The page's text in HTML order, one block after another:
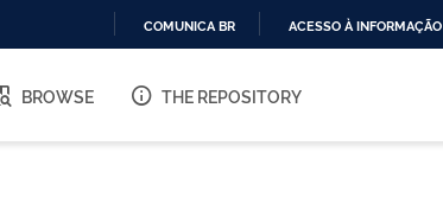
O
COMUNICA BR ACESSO À INFORMAÇÃO
BROWSE THE REPOSITORY